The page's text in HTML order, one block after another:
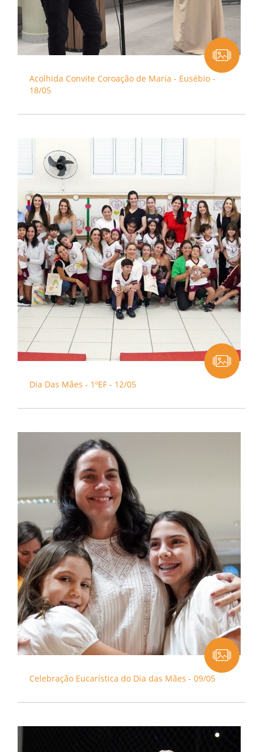
Acolhida Convite Coroação de Maria - Eusébio -
18/05
Dia Das Mães - 1ºEF - 12/05
Celebração Eucarística do Dia das Mães - 09/05